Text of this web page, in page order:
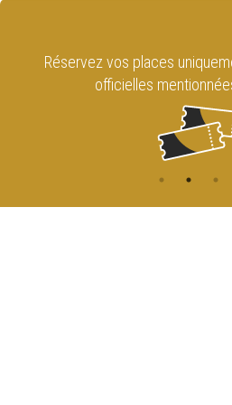
Réservez vos places
officielles